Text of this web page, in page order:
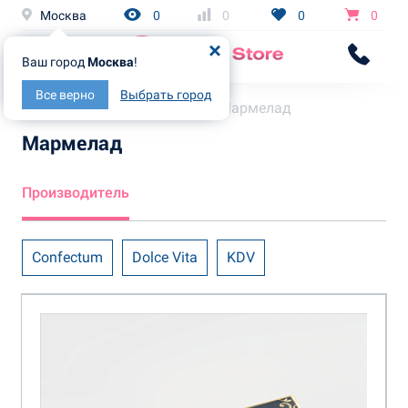
Москва
Ваш город Москва!
Все верно Выбрать город
0 0 0 0
Главная Каталог Мармелад
Мармелад
Производитель
Confectum Dolce Vita KDV